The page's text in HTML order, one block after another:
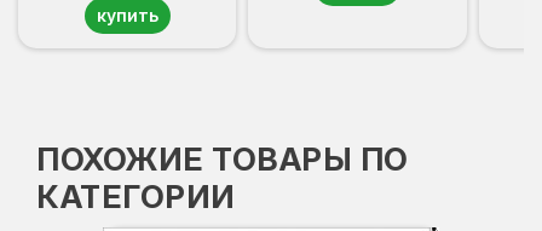
купить
ПОХОЖИЕ ТОВАРЫ ПО
КАТЕГОРИИ